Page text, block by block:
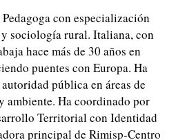
Pedagoga con especialización
sociología rural. Italiana, con
hace más de 30 años en
puentes con Europa. Ha
pública en áreas de
ambiente. Ha coordinado por
Territorial con Identidad
principal de Rimisp-Centro